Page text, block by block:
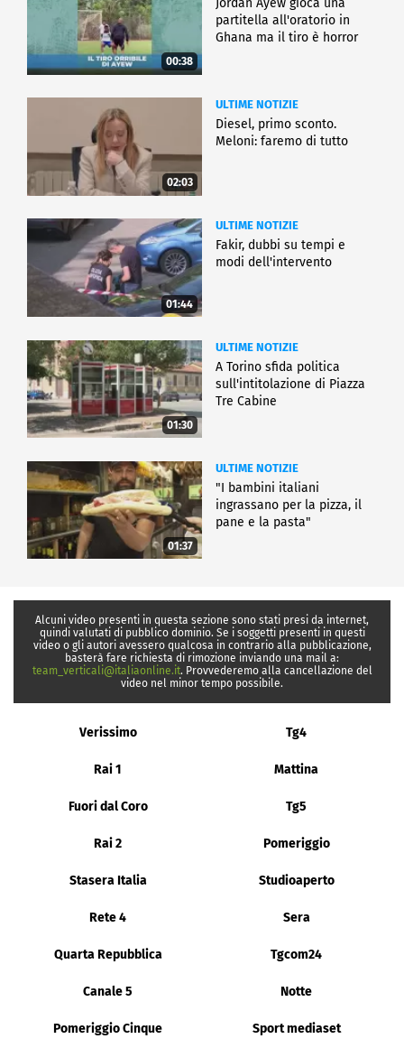
00:38
Jordan Ayew gioca una
partitella all'oratorio in
Ghana ma il tiro è horror
02:03
ULTIME NOTIZIE
Diesel, primo sconto.
Meloni: faremo di tutto
01:44
ULTIME NOTIZIE
Fakir, dubbi su tempi e
modi dell'intervento
01:30
ULTIME NOTIZIE
A Torino sfida politica
sull'intitolazione di Piazza
Tre Cabine
01:37
ULTIME NOTIZIE
"I bambini italiani
ingrassano per la pizza, il
pane e la pasta"
Alcuni video presenti in questa sezione sono stati presi da internet,
quindi valutati di pubblico dominio. Se i soggetti presenti in questi
video o gli autori avessero qualcosa in contrario alla pubblicazione,
basterà fare richiesta di rimozione inviando una mail a:
team_verticali@italiaonline.it. Provvederemo alla cancellazione del
video nel minor tempo possibile.
Verissimo Tg4
Rai 1 Mattina
Fuori dal Coro Tg5
Rai 2 Pomeriggio
Stasera Italia Studioaperto
Rete 4 Sera
Quarta Repubblica Tgcom24
Canale 5 Notte
Pomeriggio Cinque Sport mediaset